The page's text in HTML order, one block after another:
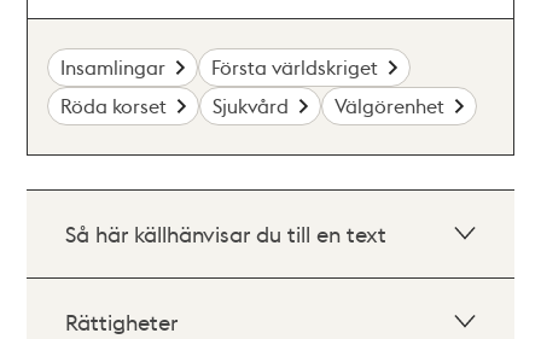
Insamlingar
Första världskriget
Röda korset
Sjukvård Välgörenhet
Så här källhänvisar du till en text
Rättigheter